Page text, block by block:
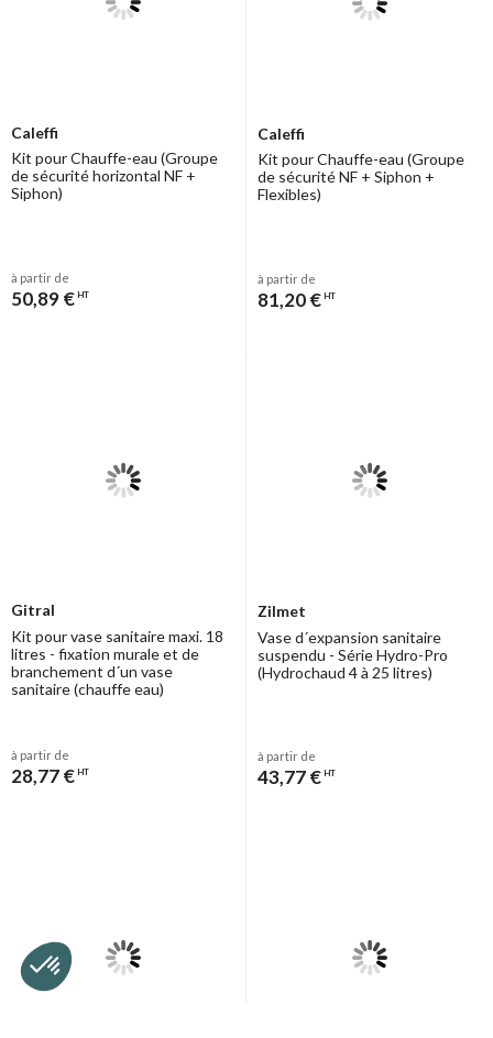
Caleffi
Kit pour Chauffe-eau (Groupe
de sécurité horizontal NF +
Siphon)
à partir de
50,89 € HT
Caleffi
Kit pour Chauffe-eau (Groupe
de sécurité NF + Siphon +
Flexibles)
à partir de
81,20 € HT
Gitral
Kit pour vase sanitaire maxi. 18
litres - fixation murale et de
branchement d´un vase
sanitaire (chauffe eau)
à partir de
28,77 € HT
Zilmet
Vase d´expansion sanitaire
suspendu - Série Hydro-Pro
(Hydrochaud 4 à 25 litres)
à partir de
43,77 € HT